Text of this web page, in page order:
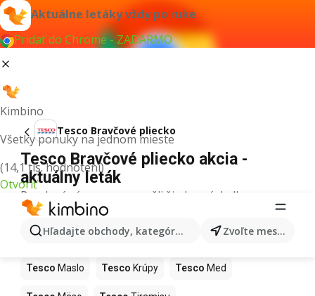
Aktuálne letáky vždy po ruke
Pridať do Chrome - ZADARMO
Kimbino
Všetky ponuky na jednom mieste
(14,1 tis. hodnotení)
Otvoriť
Hľadajte obchody, kategórie, produkty... Zvoľte mesto
Tesco Bravčové pliecko
Tesco Bravčové pliecko akcia -
aktuálny leták
Pre daný výraz sme nenašli žiadne výsledky.
Ďalšie produkty v obchodoch Tesco
Tesco Pizza Tesco Kiwi Mango
Tesco Maslo Tesco Krúpy Tesco Med